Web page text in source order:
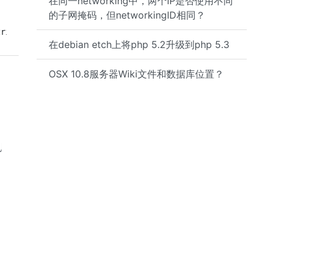
的子网掩码，但networkingID相同？
在debian etch上将php 5.2升级到php 5.3
OSX 10.8服务器Wiki文件和数据库位置？
string> <key>Bonjour</key> <array> <string>ssh</